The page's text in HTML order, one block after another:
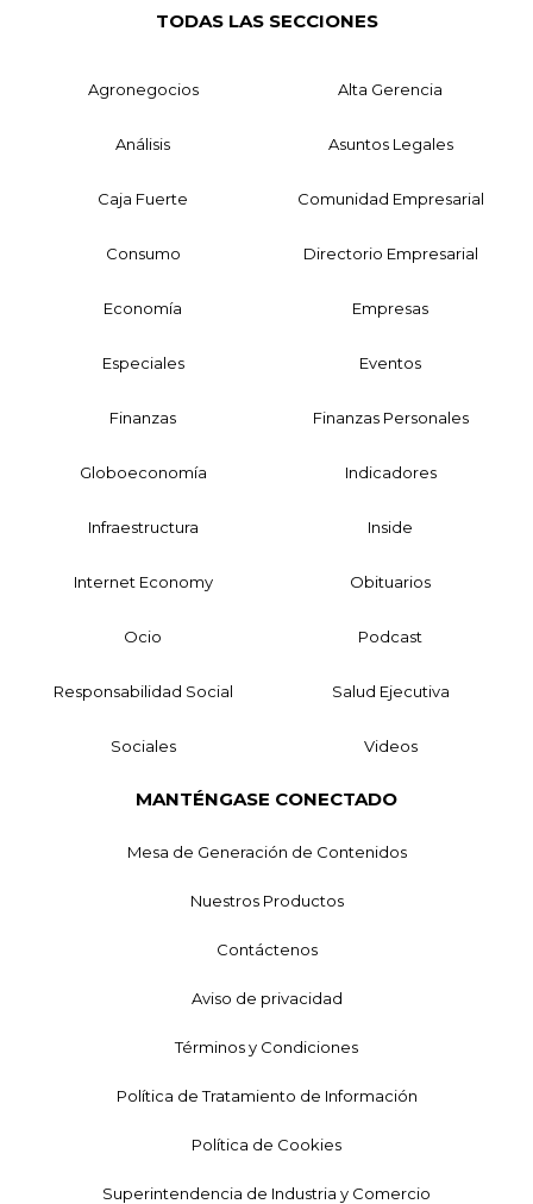
TODAS LAS SECCIONES
Agronegocios Alta Gerencia
Análisis Asuntos Legales
Caja Fuerte Comunidad Empresarial
Consumo Directorio Empresarial
Economía Empresas
Especiales Eventos
Finanzas Finanzas Personales
Globoeconomía Indicadores
Infraestructura Inside
Internet Economy Obituarios
Ocio Podcast
Responsabilidad Social Salud Ejecutiva
Sociales Videos
MANTÉNGASE CONECTADO
Mesa de Generación de Contenidos
Nuestros Productos
Contáctenos
Aviso de privacidad
Términos y Condiciones
Política de Tratamiento de Información
Política de Cookies
Superintendencia de Industria y Comercio